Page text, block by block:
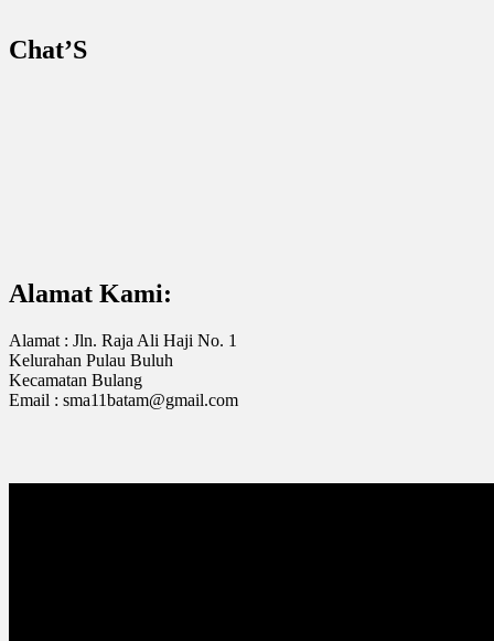
Chat’S
Alamat Kami:
Alamat : Jln. Raja Ali Haji No. 1
Kelurahan Pulau Buluh
Kecamatan Bulang
Email : sma11batam@gmail.com